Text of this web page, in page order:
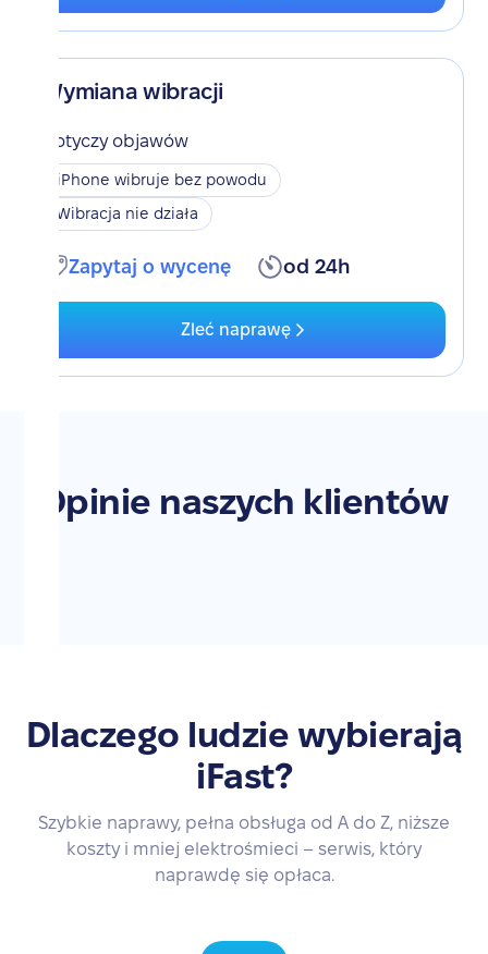
Wymiana wibracji
Dotyczy objawów
iPhone wibruje bez powodu
Wibracja nie działa
Zapytaj o wycenę od 24h
Zleć naprawę
Opinie naszych klientów
Dlaczego ludzie wybierają
iFast?
Szybkie naprawy, pełna obsługa od A do Z, niższe
koszty i mniej elektrośmieci – serwis, który
naprawdę się opłaca.